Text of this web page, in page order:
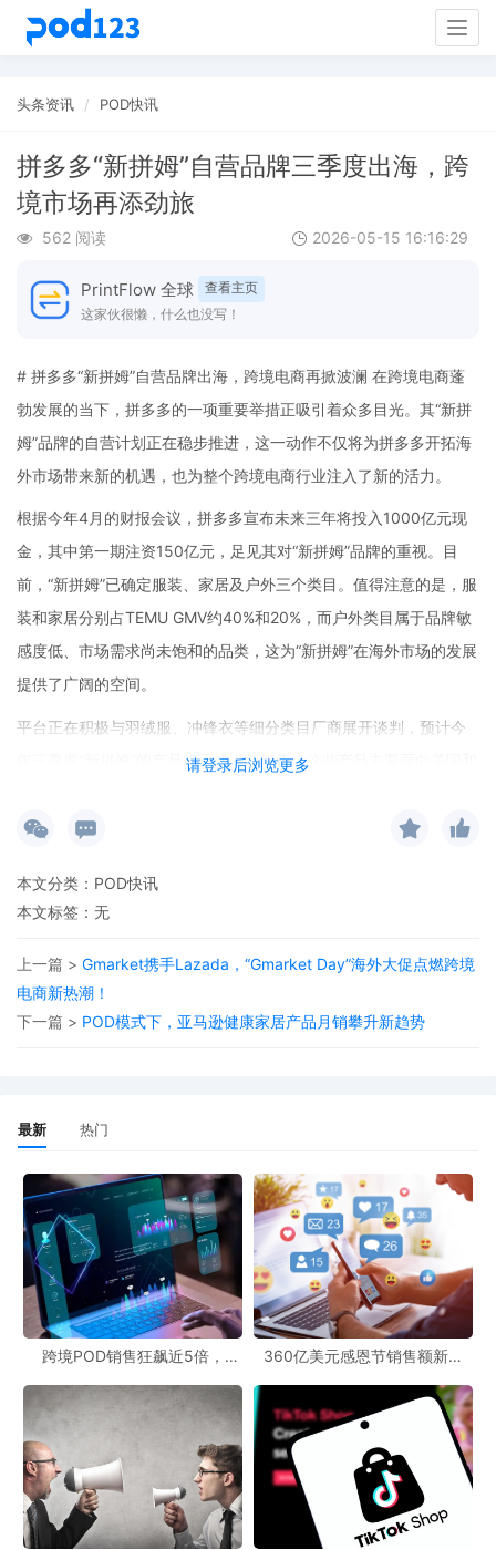
头条资讯 POD快讯
拼多多“新拼姆”自营品牌三季度出海，跨
境市场再添劲旅
562 阅读 2026-05-15 16:16:29
PrintFlow 全球
查看主页
这家伙很懒，什么也没写！
请登录后浏览更多
# 拼多多“新拼姆”自营品牌出海，跨境电商再掀波澜 在跨境电商蓬
勃发展的当下，拼多多的一项重要举措正吸引着众多目光。其“新拼
姆”品牌的自营计划正在稳步推进，这一动作不仅将为拼多多开拓海
外市场带来新的机遇，也为整个跨境电商行业注入了新的活力。
根据今年4月的财报会议，拼多多宣布未来三年将投入1000亿元现
金，其中第一期注资150亿元，足见其对“新拼姆”品牌的重视。目
前，“新拼姆”已确定服装、家居及户外三个类目。值得注意的是，服
装和家居分别占TEMU GMV约40%和20%，而户外类目属于品牌敏
感度低、市场需求尚未饱和的品类，这为“新拼姆”在海外市场的发展
提供了广阔的空间。
平台正在积极与羽绒服、冲锋衣等细分类目厂商展开谈判，预计今
年三季度“新拼姆”的产品将正式上架销售。这些产品主要面向美国和
产生竞争冲突。值得一提的是，多个与SHEIN合作的工厂已受邀入
“新拼姆”将参考市场爆款和自有数据自创品牌，向代工厂提供精细化
三方。这一模式有助于拼多多更好地掌控产品的品质和市场定价
权，从而在竞争激烈的跨境市场中占据优势。
产成本的4 - 5倍，相当于同类大品牌的5 - 7折或更低。平台承诺包
销，并预付部分订货款，每笔合同金额可达数千万元至上亿元。这
种合作模式不仅为供应商提供了稳定的订单和资金支持，也有助于
拼多多构建更加完善的供应链体系。
在品质管控方面，拼多多通过前期供应商筛选和后期积分制管理
（按积分调整订单量或淘汰供应商）进行品质管控，不采取驻厂监
督模式。目前“新拼姆”处于1.0阶段，预计在1 - 2年内完善后将扩展
更多品类。
从POD跨境资讯的角度来看，“新拼姆”的推出为跨境电商市场带来了
新的变量。随着全球跨境市场前景持续向好，拼多多通过POD电商
平台对接，有望在海外市场取得更大的突破。其独特的品牌运营模
式和对供应链的严格把控，将为消费者带来更多高性价比的产品，
本文分类： POD快讯
本文标签：无
上一篇 > Gmarket携手Lazada，“Gmarket Day”海外大促点燃跨境
电商新热潮！
下一篇 > POD模式下，亚马逊健康家居产品月销攀升新趋势
最新 热门
跨境POD销售狂飙近5倍，
360亿美元感恩节销售额新纪
新风潮！